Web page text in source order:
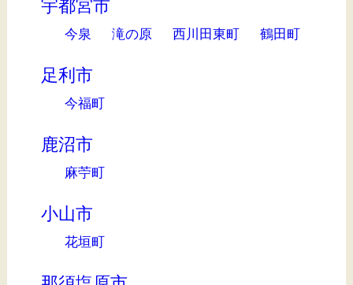
宇都宮市
今泉 滝の原 西川田東町 鶴田町
足利市
今福町
鹿沼市
麻苧町
小山市
花垣町